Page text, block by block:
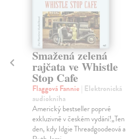
Smažená zelená
rajčata ve Whistle
Stop Cafe
Flaggová Fannie | Elektronická
audiokniha
Americký bestseller poprvé
exkluzivně v českém vydání!„Ten
den, kdy Idgie Threadgoodeová a